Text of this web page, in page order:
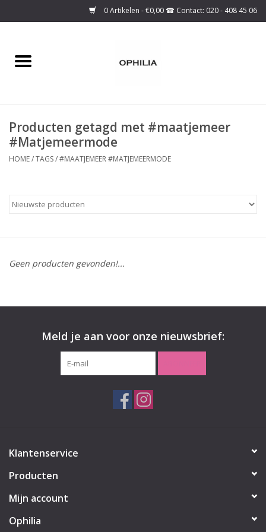
0 Artikelen - €0,00
Home
Over ons
Maattabel
Producten getagd met #maatjemeer
#Matjemeermode
HOME/TAGS/#MAATJEMEER #MATJEMEERMODE
Geen producten gevonden!...
Meld je aan voor onze nieuwsbrief:
Klantenservice
Producten
Mijn account
Ophilia